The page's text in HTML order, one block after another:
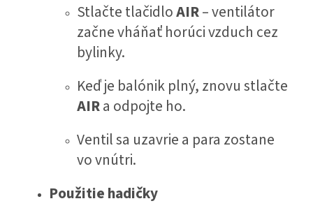
Stlačte tlačidloAIR– ventilátor
začne vháňať horúci vzduch cez
bylinky.
Keď je balónik plný, znovu stlačte
AIRa odpojte ho.
Ventil sa uzavrie a para zostane
vo vnútri.
Použitie hadičky